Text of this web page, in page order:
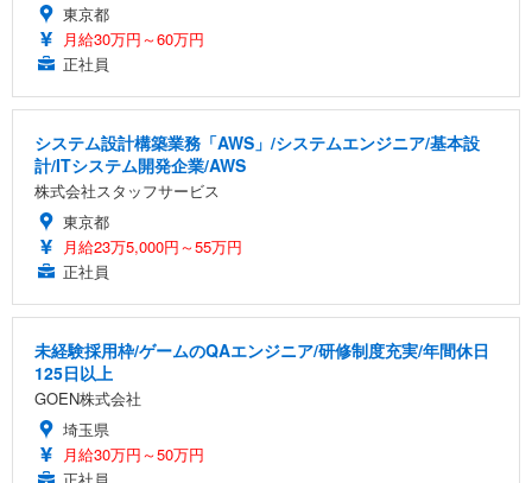
東京都
月給30万円～60万円
正社員
システム設計構築業務「AWS」/システムエンジニア/基本設
計/ITシステム開発企業/AWS
株式会社スタッフサービス
東京都
月給23万5,000円～55万円
正社員
未経験採用枠/ゲームのQAエンジニア/研修制度充実/年間休日
125日以上
GOEN株式会社
埼玉県
月給30万円～50万円
正社員